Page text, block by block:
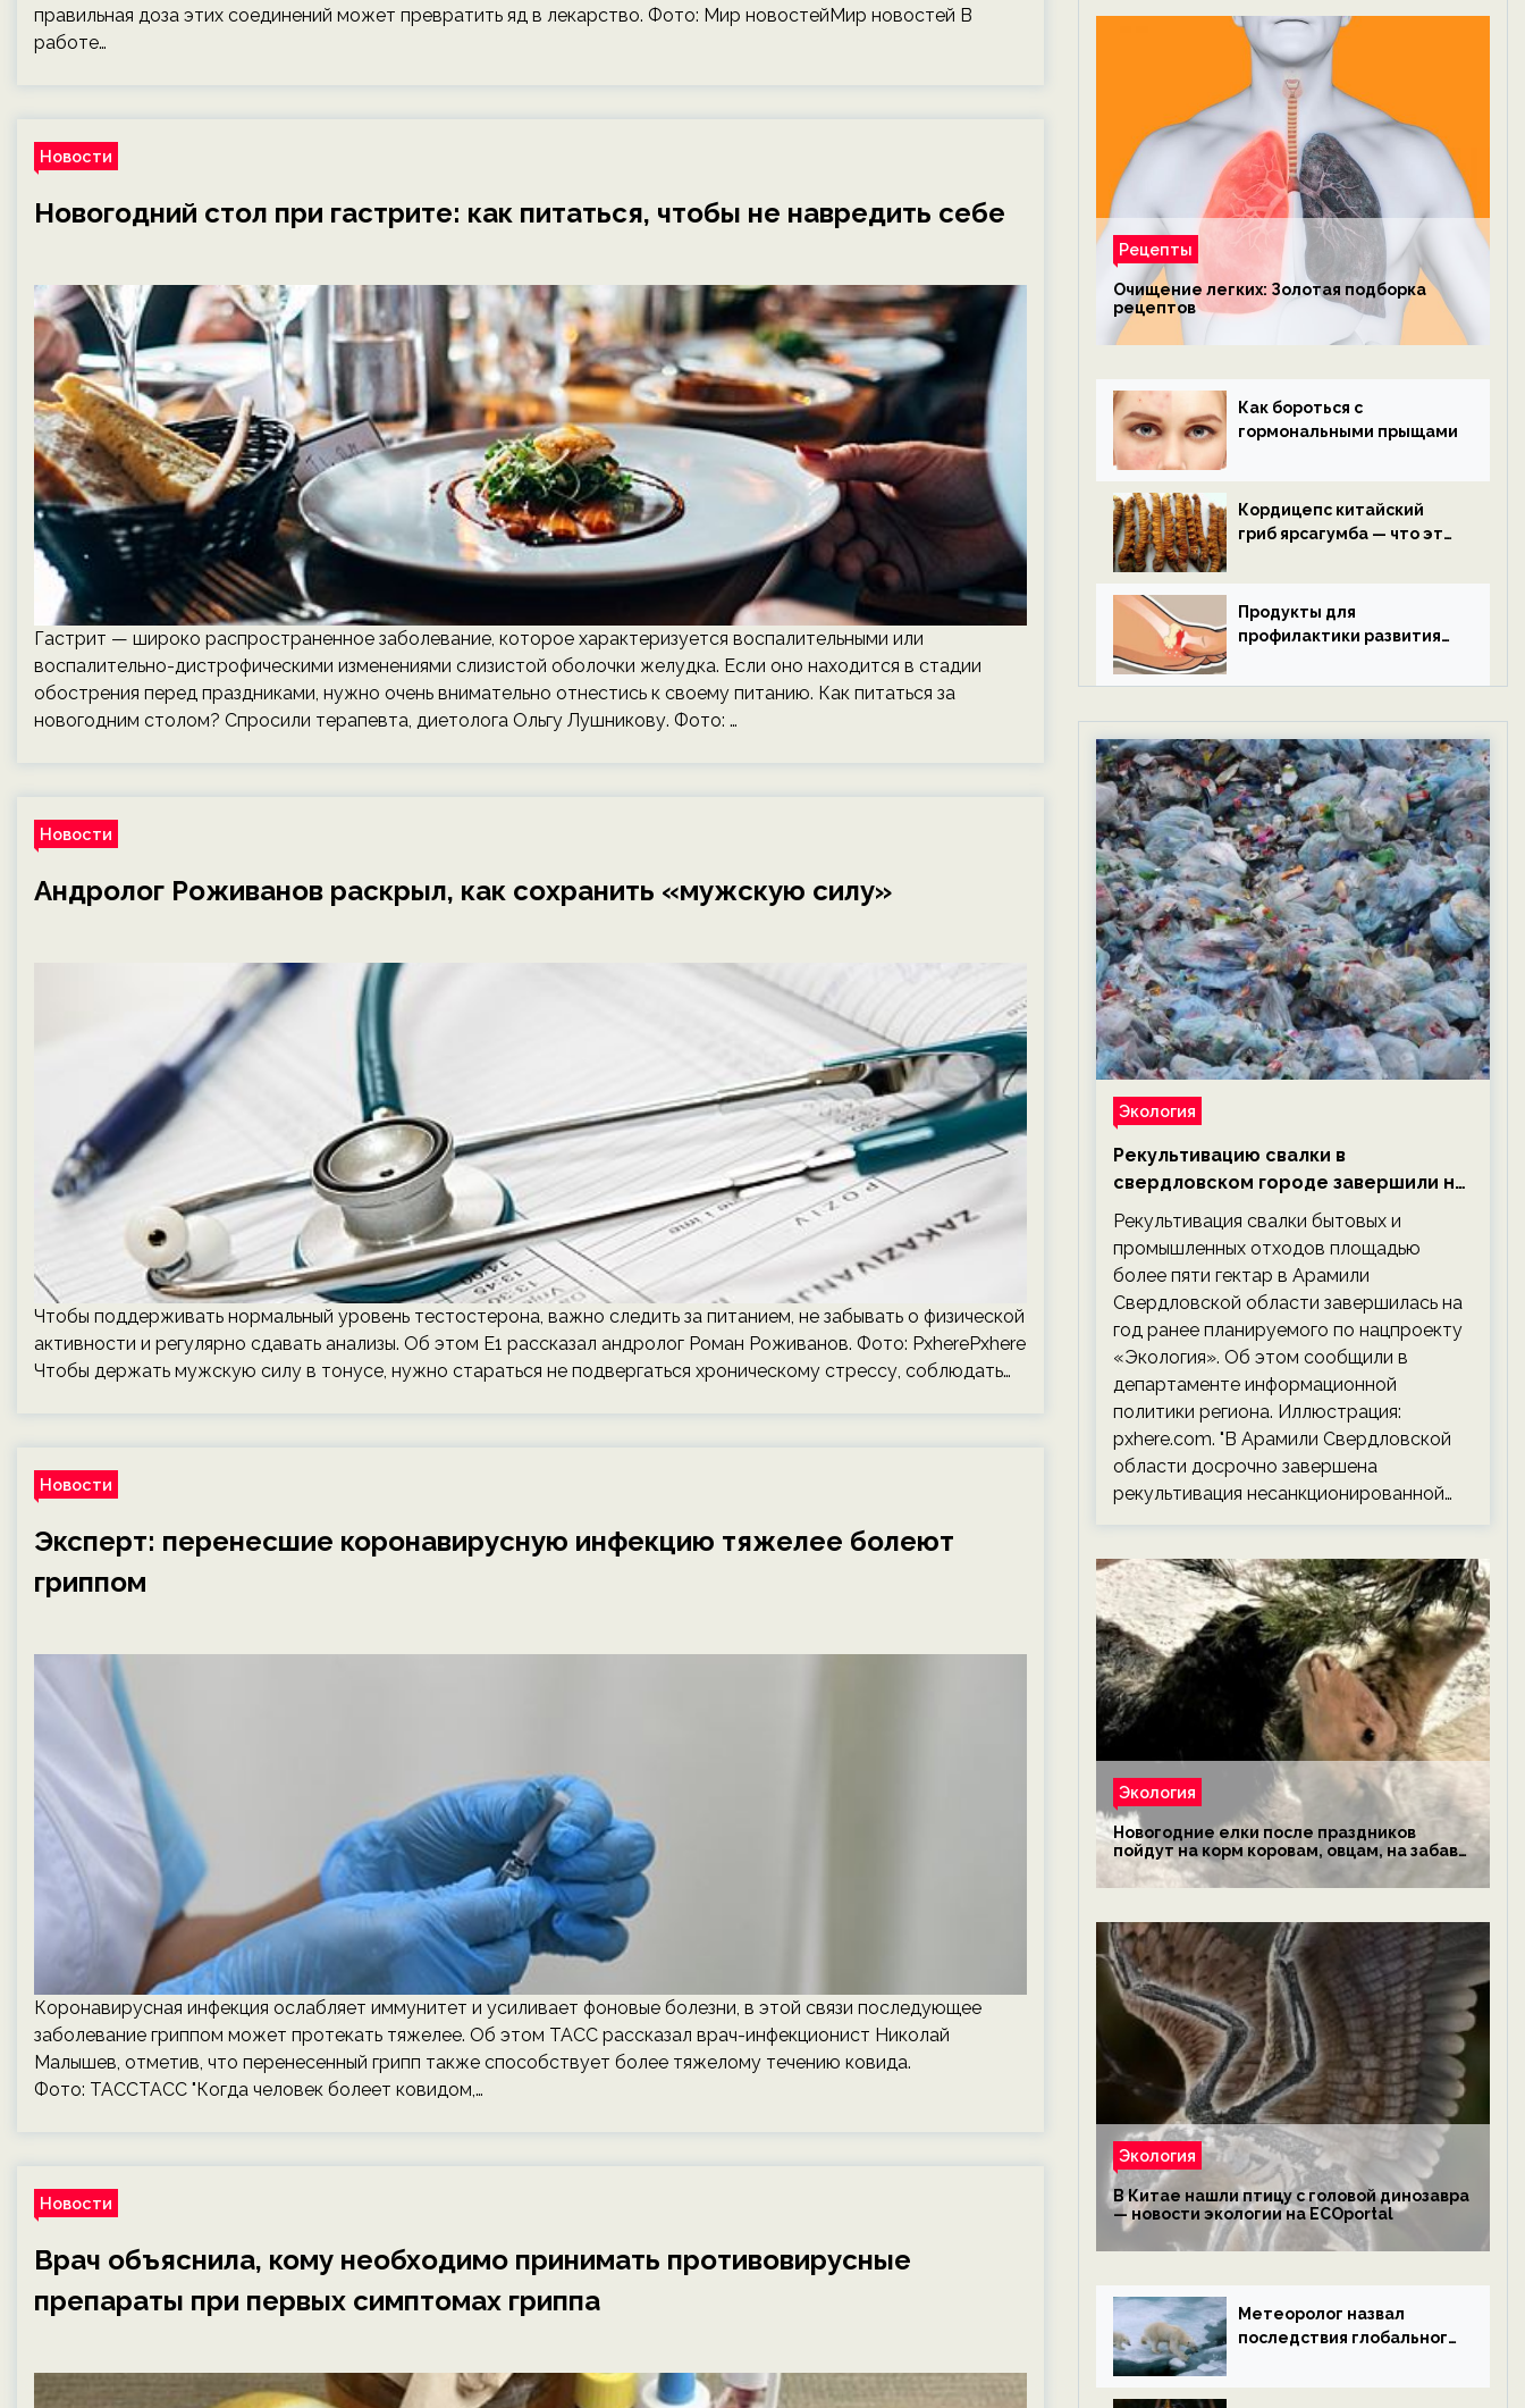
правильная доза этих соединений может превратить яд в лекарство. Фото: Мир новостейМир новостей В
работе…
Новости
Новогодний стол при гастрите: как питаться, чтобы не навредить себе
Гастрит — широко распространенное заболевание, которое характеризуется воспалительными или
воспалительно-дистрофическими изменениями слизистой оболочки желудка. Если оно находится в стадии
обострения перед праздниками, нужно очень внимательно отнестись к своему питанию. Как питаться за
новогодним столом? Спросили терапевта, диетолога Ольгу Лушникову. Фото: …
Новости
Андролог Роживанов раскрыл, как сохранить «мужскую силу»
Чтобы поддерживать нормальный уровень тестостерона, важно следить за питанием, не забывать о физической
активности и регулярно сдавать анализы. Об этом Е1 рассказал андролог Роман Роживанов. Фото: PxherePxhere
Чтобы держать мужскую силу в тонусе, нужно стараться не подвергаться хроническому стрессу, соблюдать…
Новости
Эксперт: перенесшие коронавирусную инфекцию тяжелее болеют
гриппом
Коронавирусная инфекция ослабляет иммунитет и усиливает фоновые болезни, в этой связи последующее
заболевание гриппом может протекать тяжелее. Об этом ТАСС рассказал врач-инфекционист Николай
Малышев, отметив, что перенесенный грипп также способствует более тяжелому течению ковида.
Фото: ТАССТАСС "Когда человек болеет ковидом,…
Новости
Врач объяснила, кому необходимо принимать противовирусные
препараты при первых симптомах гриппа
Рецепты
Очищение легких: Золотая подборка
рецептов
Как бороться с
гормональными прыщами
Кордицепс китайский
гриб ярсагумба — что это
Продукты для
профилактики развития
Экология
Рекультивацию свалки в
свердловском городе завершили на
год раньше планируемого срока —
новости экологии на ECOportal
Рекультивация свалки бытовых и
промышленных отходов площадью
более пяти гектар в Арамили
Свердловской области завершилась на
год ранее планируемого по нацпроекту
«Экология». Об этом сообщили в
департаменте информационной
политики региона. Иллюстрация:
pxhere.com. "В Арамили Свердловской
области досрочно завершена
рекультивация несанкционированной…
Экология
Новогодние елки после праздников
пойдут на корм коровам, овцам, на забаву
обезьянам, львам и леопардам — новости
экологии на ECOportal
Экология
В Китае нашли птицу с головой динозавра
— новости экологии на ECOportal
Метеоролог назвал
последствия глобального